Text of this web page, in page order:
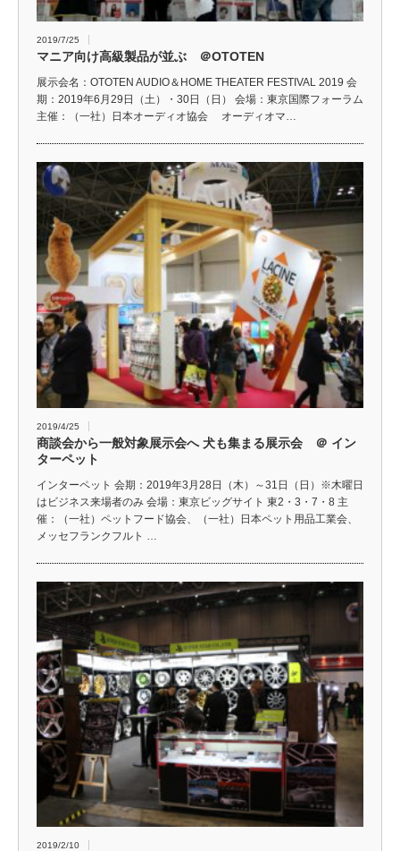
2019/7/25
マニア向け高級製品が並ぶ ＠OTOTEN
展示会名：OTOTEN AUDIO＆HOME THEATER FESTIVAL 2019 会
期：2019年6月29日（土）・30日（日） 会場：東京国際フォーラム
主催：（一社）日本オーディオ協会 オーディオマ…
2019/4/25
商談会から一般対象展示会へ 犬も集まる展示会 ＠ イン
ターペット
インターペット 会期：2019年3月28日（木）～31日（日）※木曜日
はビジネス来場者のみ 会場：東京ビッグサイト 東2・3・7・8 主
催：（一社）ペットフード協会、（一社）日本ペット用品工業会、
メッセフランクフルト …
2019/2/10